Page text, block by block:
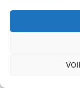
zone de